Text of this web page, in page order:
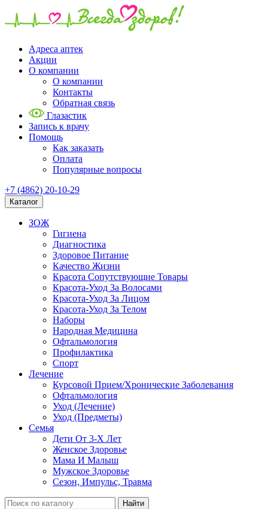
Адреса аптек
Акции
О компании
О компании
Контакты
Обратная связь
Глазастик
Запись к врачу
Помощь
Как заказать
Оплата
Популярные вопросы
+7 (4862) 20-10-29
Каталог
ЗОЖ
Гигиена
Диагностика
Здоровое Питание
Качество Жизни
Красота Сопутствующие Товары
Красота-Уход За Волосами
Красота-Уход За Лицом
Красота-Уход За Телом
Наборы
Народная Медицина
Офтальмология
Профилактика
Спорт
Лечение
Курсовой Прием/Хронические Заболевания
Офтальмология
Уход (Лечение)
Уход (Предметы)
Семья
Дети От 3-Х Лет
Женское Здоровье
Мама И Малыш
Мужское Здоровье
Сезон, Импульс, Травма
Найти